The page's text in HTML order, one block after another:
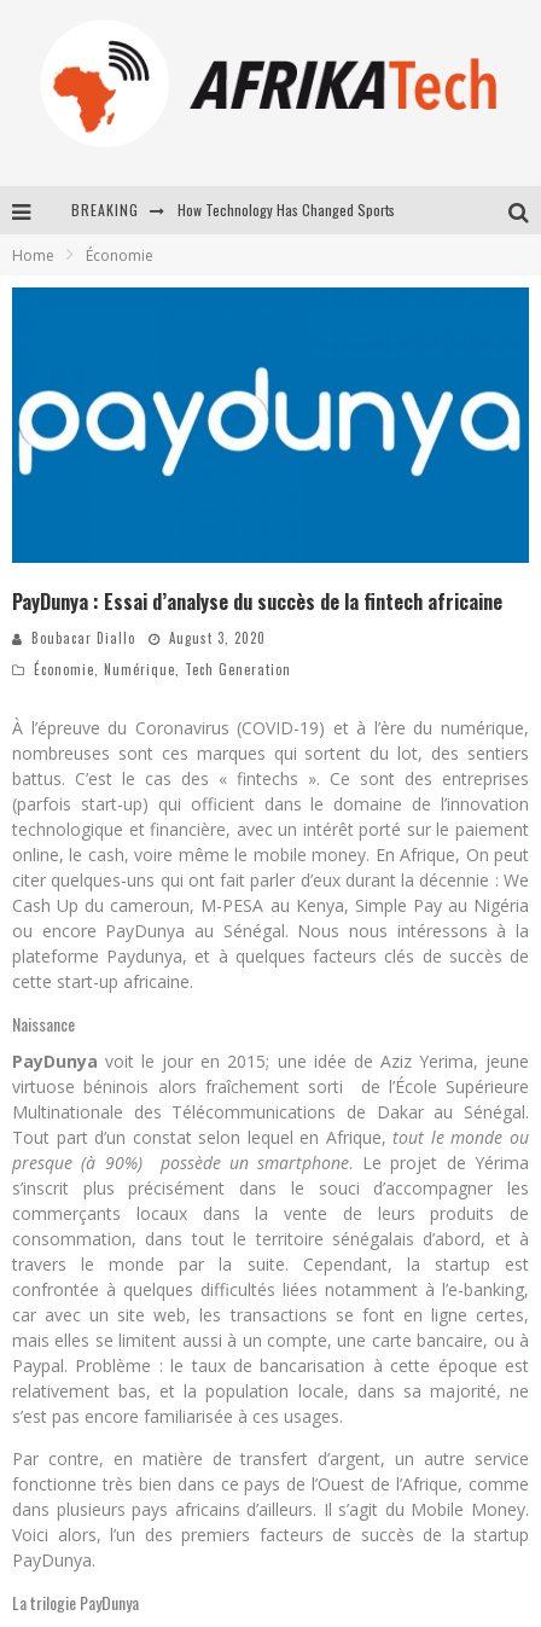
BREAKING
La Révolution Silencieuse : Quand Les Entrepreneurs Africains Décident de ne Plus se Taire
Home Économie
PayDunya : Essai d’analyse du succès de la fintech africaine
Boubacar Diallo
August 3, 2020
Économie, Numérique, Tech Generation
À l’épreuve du Coronavirus (COVID-19) et à l’ère du numérique,
nombreuses sont ces marques qui sortent du lot, des sentiers
battus. C’est le cas des « fintechs ». Ce sont des entreprises
(parfois start-up) qui officient dans le domaine de l’innovation
technologique et financière, avec un intérêt porté sur le paiement
online, le cash, voire même le mobile money. En Afrique, On peut
citer quelques-uns qui ont fait parler d’eux durant la décennie : We
Cash Up du cameroun, M-PESA au Kenya, Simple Pay au Nigéria
ou encore PayDunya au Sénégal. Nous nous intéressons à la
plateforme Paydunya, et à quelques facteurs clés de succès de
cette start-up africaine.
Naissance
PayDunya voit le jour en 2015; une idée de Aziz Yerima, jeune
virtuose béninois alors fraîchement sorti de l’École Supérieure
Multinationale des Télécommunications de Dakar au Sénégal.
Tout part d’un constat selon lequel en Afrique,tout le monde ou
presque (à 90%) possède un smartphone. Le projet de Yérima
s’inscrit plus précisément dans le souci d’accompagner les
commerçants locaux dans la vente de leurs produits de
consommation, dans tout le territoire sénégalais d’abord, et à
travers le monde par la suite. Cependant, la startup est
confrontée à quelques difficultés liées notamment à l’e-banking,
car avec un site web, les transactions se font en ligne certes,
mais elles se limitent aussi à un compte, une carte bancaire, ou à
Paypal. Problème : le taux de bancarisation à cette époque est
relativement bas, et la population locale, dans sa majorité, ne
s’est pas encore familiarisée à ces usages.
Par contre, en matière de transfert d’argent, un autre service
fonctionne très bien dans ce pays de l’Ouest de l’Afrique, comme
dans plusieurs pays africains d’ailleurs. Il s’agit du Mobile Money.
Voici alors, l’un des premiers facteurs de succès de la startup
PayDunya.
La trilogie PayDunya